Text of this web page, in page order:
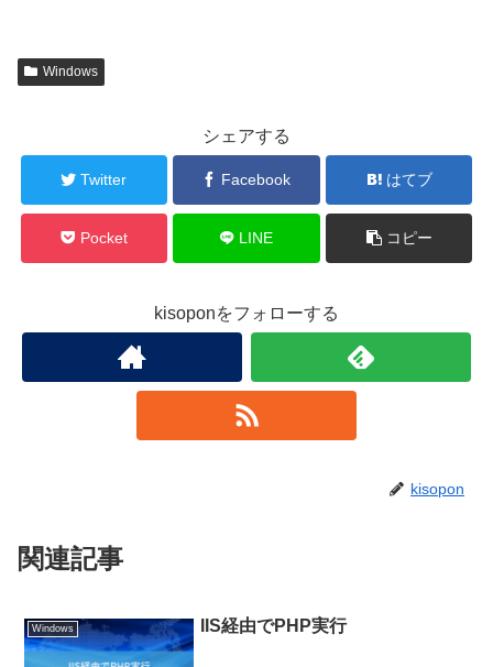
Windows
シェアする
Twitter Facebook はてブ
Pocket LINE コピー
kisoponをフォローする
kisopon
関連記事
Windows IIS経由でPHP実行